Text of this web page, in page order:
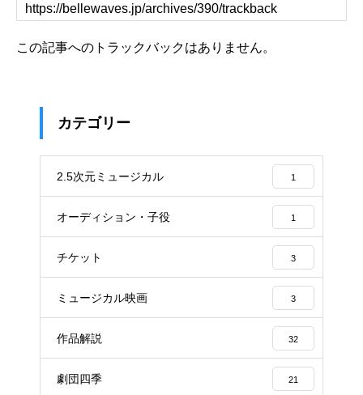
この記事へのトラックバックはありません。
カテゴリー
2.5次元ミュージカル 1
オーディション・子役 1
チケット 3
ミュージカル映画 3
作品解説 32
劇団四季 21